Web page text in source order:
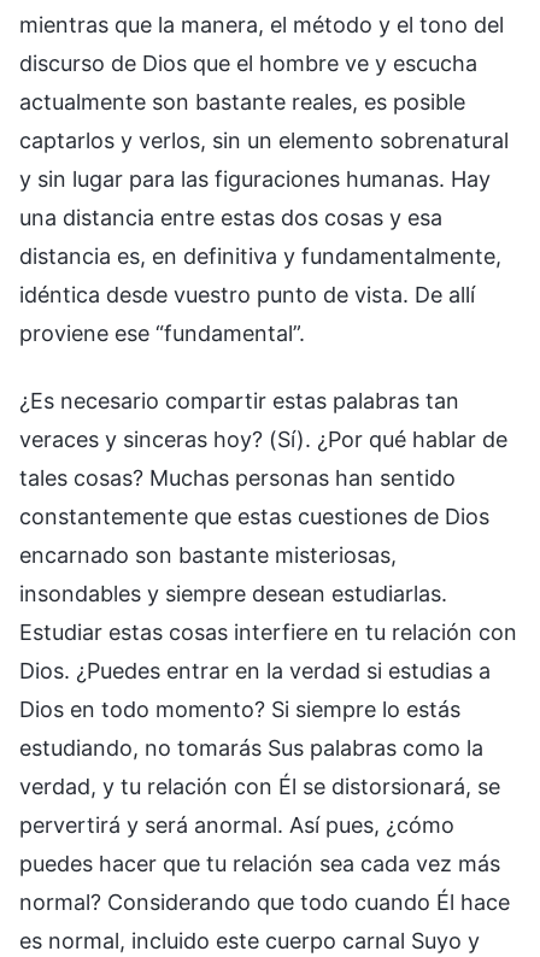
mientras que la manera, el método y el tono del
discurso de Dios que el hombre ve y escucha
actualmente son bastante reales, es posible
captarlos y verlos, sin un elemento sobrenatural
y sin lugar para las figuraciones humanas. Hay
una distancia entre estas dos cosas y esa
distancia es, en definitiva y fundamentalmente,
idéntica desde vuestro punto de vista. De allí
proviene ese “fundamental”.
¿Es necesario compartir estas palabras tan
veraces y sinceras hoy? (Sí). ¿Por qué hablar de
tales cosas? Muchas personas han sentido
constantemente que estas cuestiones de Dios
encarnado son bastante misteriosas,
insondables y siempre desean estudiarlas.
Estudiar estas cosas interfiere en tu relación con
Dios. ¿Puedes entrar en la verdad si estudias a
Dios en todo momento? Si siempre lo estás
estudiando, no tomarás Sus palabras como la
verdad, y tu relación con Él se distorsionará, se
pervertirá y será anormal. Así pues, ¿cómo
puedes hacer que tu relación sea cada vez más
normal? Considerando que todo cuando Él hace
es normal, incluido este cuerpo carnal Suyo y